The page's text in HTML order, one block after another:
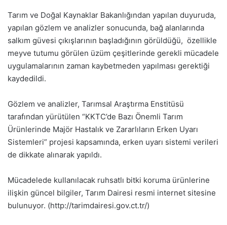
Tarım ve Doğal Kaynaklar Bakanlığından yapılan duyuruda,
yapılan gözlem ve analizler sonucunda, bağ alanlarında
salkım güvesi çıkışlarının başladığının görüldüğü, özellikle
meyve tutumu görülen üzüm çeşitlerinde gerekli mücadele
uygulamalarının zaman kaybetmeden yapılması gerektiği
kaydedildi.
Gözlem ve analizler, Tarımsal Araştırma Enstitüsü
tarafından yürütülen “KKTC’de Bazı Önemli Tarım
Ürünlerinde Majör Hastalık ve Zararlıların Erken Uyarı
Sistemleri” projesi kapsamında, erken uyarı sistemi verileri
de dikkate alınarak yapıldı.
Mücadelede kullanılacak ruhsatlı bitki koruma ürünlerine
ilişkin güncel bilgiler, Tarım Dairesi resmi internet sitesine
bulunuyor. (http://tarimdairesi.gov.ct.tr/)